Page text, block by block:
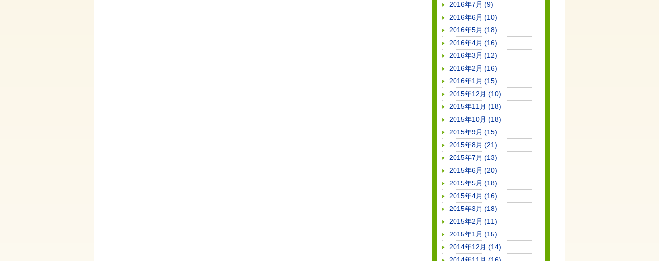
2016年7月 (9)
2016年6月 (10)
2016年5月 (18)
2016年4月 (16)
2016年3月 (12)
2016年2月 (16)
2016年1月 (15)
2015年12月 (10)
2015年11月 (18)
2015年10月 (18)
2015年9月 (15)
2015年8月 (21)
2015年7月 (13)
2015年6月 (20)
2015年5月 (18)
2015年4月 (16)
2015年3月 (18)
2015年2月 (11)
2015年1月 (15)
2014年12月 (14)